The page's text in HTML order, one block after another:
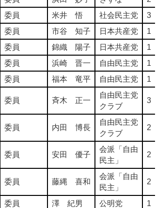
委員
米井 悟 社会民主党
3
委員
市谷 知子 日本共産党
1
委員
錦織 陽子 日本共産党
1
委員
浜崎 晋一 自由民主党
1
委員
福本 竜平 自由民主党 1
委員 斉木 正一
自由民主党
クラブ
3
委員 内田 博長
自由民主党
クラブ
2
委員 安田 優子
会派「自由
民主」
2
委員 藤縄 喜和
会派「自由
民主」
2
委員 澤 紀男 公明党
1